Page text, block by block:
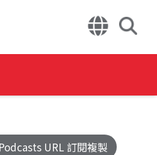
Podcasts URL 訂閱複製